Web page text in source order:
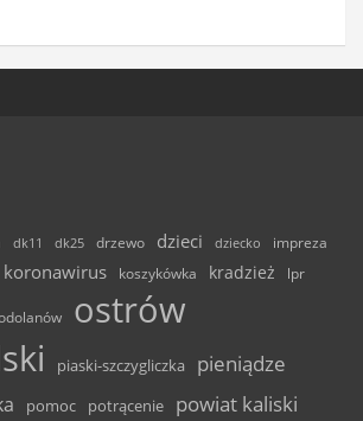
dk11 dk25 drzewo dzieci dziecko
impreza
koronawirus koszykówka kradzież lpr
ostrów
piaski-szczygliczka pieniądze
pomoc potrącenie powiat kaliski